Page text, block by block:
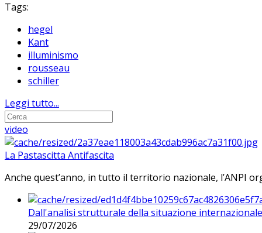
Tags:
hegel
Kant
illuminismo
rousseau
schiller
Leggi tutto...
video
La Pastascitta Antifascita
Anche quest’anno, in tutto il territorio nazionale, l’ANPI
Dall'analisi strutturale della situazione
29/07/2026